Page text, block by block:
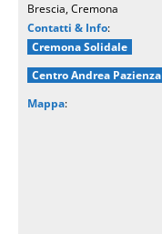
Brescia, Cremona
Contatti & Info:
Cremona Solidale
Centro Andrea Pazienza
Mappa: